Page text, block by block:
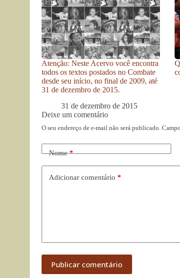
Atenção: Neste Acervo você encontra
todos os textos postados no Combate
desde seu início, no final de 2009, até
31 de dezembro de 2015.
31 de dezembro de 2015
Deixe um comentário
O seu endereço de e-mail não será publicado.
Nome*
Adicionar comentário *
Publicar comentário